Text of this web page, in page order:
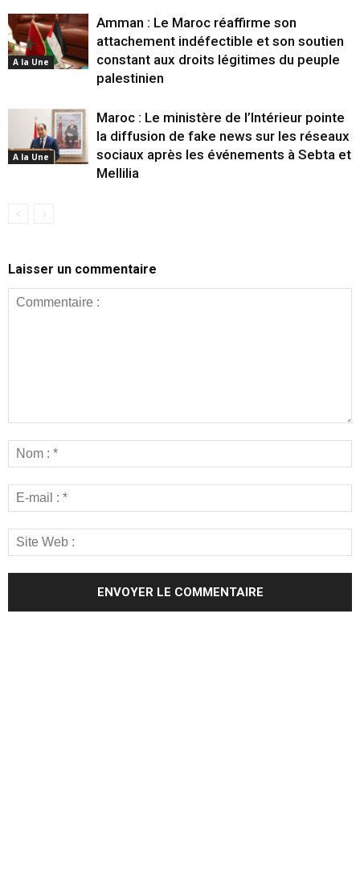
A la Une
Amman : Le Maroc réaffirme son
attachement indéfectible et son soutien
constant aux droits légitimes du peuple
palestinien
A la Une
Maroc : Le ministère de l’Intérieur pointe
la diffusion de fake news sur les réseaux
sociaux après les événements à Sebta et
Mellilia
Laisser un commentaire